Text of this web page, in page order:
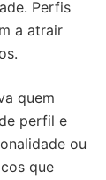
Perfis
a atrair
quem
perfil e
ou
que